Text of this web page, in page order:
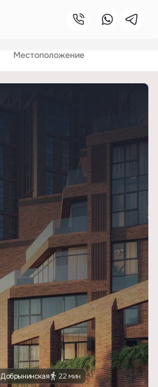
Местоположение
Добрынинская 22 мин